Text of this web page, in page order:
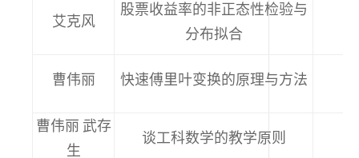
艾克风
股票收益率的非正态性检验与
分布拟合
曹伟丽 快速傅里叶变换的原理与方法
曹伟丽 武存
生
谈工科数学的教学原则